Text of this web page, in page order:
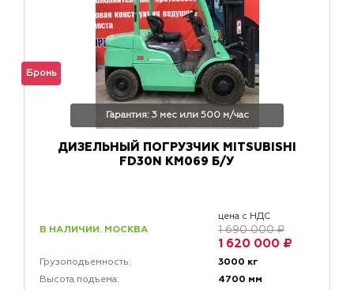
Бронь
Гарантия: 3 мес или 500 м/час
ДИЗЕЛЬНЫЙ ПОГРУЗЧИК MITSUBISHI
FD30N КМ069 Б/У
В НАЛИЧИИ. МОСКВА
цена с НДС
1 690 000 ₽
1 620 000 ₽
Грузоподъемность: 3000 кг
Высота подъема: 4700 мм